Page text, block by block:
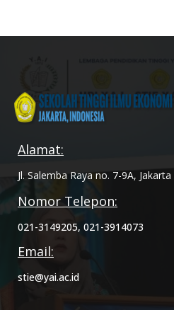
Alamat:
Jl. Salemba Raya no. 7-9A,
Nomor Telepon:
021-3149205, 021-3914073
Email:
stie@yai.ac.id